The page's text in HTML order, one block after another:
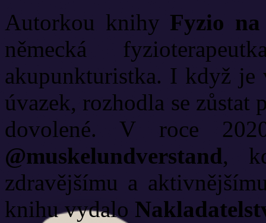
Autorkou knihy Fyzio
německá
akupunkturistka. I když je
úvazek, rozhodla se zůstat
dovolené. V roce
@muskelundverstand,
zdravějšímu a
knihu vydalo